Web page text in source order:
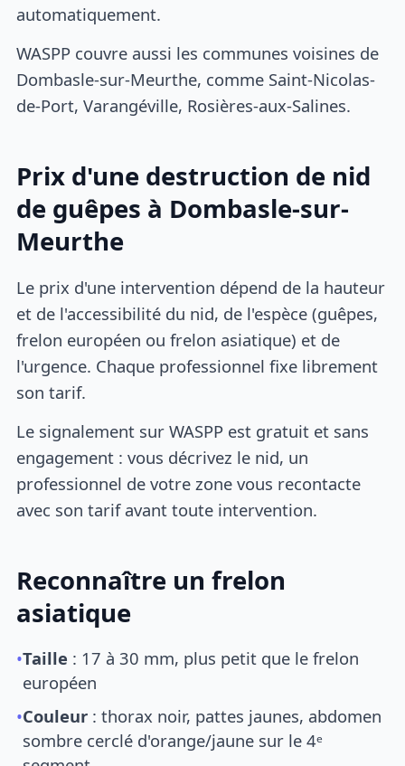
automatiquement.
WASPP couvre aussi les communes voisines de
Dombasle-sur-Meurthe, comme Saint-Nicolas-
de-Port, Varangéville, Rosières-aux-Salines.
Prix d'une destruction de nid
de guêpes à Dombasle-sur-
Meurthe
Le prix d'une intervention dépend de la hauteur
et de l'accessibilité du nid, de l'espèce (guêpes,
frelon européen ou frelon asiatique) et de
l'urgence. Chaque professionnel fixe librement
son tarif.
Le signalement sur WASPP est gratuit et sans
engagement : vous décrivez le nid, un
professionnel de votre zone vous recontacte
avec son tarif avant toute intervention.
Reconnaître un frelon
asiatique
•Taille : 17 à 30 mm, plus petit que le frelon
européen
•Couleur : thorax noir, pattes jaunes, abdomen
sombre cerclé d'orange/jaune sur le 4ᵉ